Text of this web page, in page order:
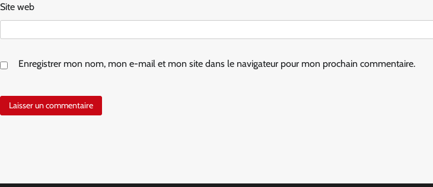
Site web
Enregistrer mon nom, mon e-mail et mon site dans le navigateur pour mon prochain commentaire.